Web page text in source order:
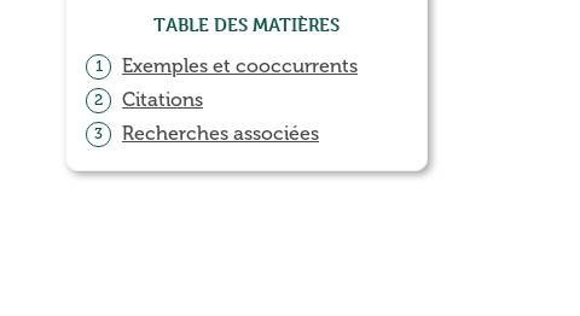
Table des matières
1 Exemples et cooccurrents
2 Citations
3 Recherches associées